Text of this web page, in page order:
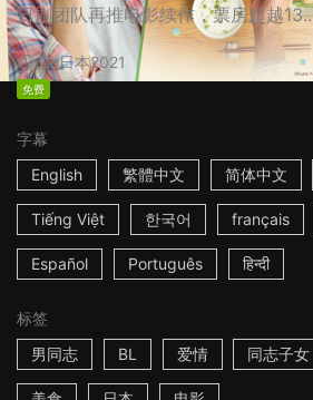
日剧团队再推电影续作，票房超越
2h日本2021
免费
字幕
English
繁體中文 简体中文
Tiếng Việt 한국어 français
Español Português हिन्दी
标签
男同志
BL 爱情 同志子女